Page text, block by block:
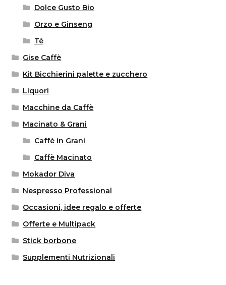
Dolce Gusto Bio
Orzo e Ginseng
Tè
Gise Caffè
Kit Bicchierini palette e zucchero
Liquori
Macchine da Caffè
Macinato & Grani
Caffè in Grani
Caffè Macinato
Mokador Diva
Nespresso Professional
Occasioni, idee regalo e offerte
Offerte e Multipack
Stick borbone
Supplementi Nutrizionali